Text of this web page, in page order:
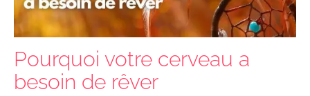
Pourquoi votre cerveau a
besoin de rêver